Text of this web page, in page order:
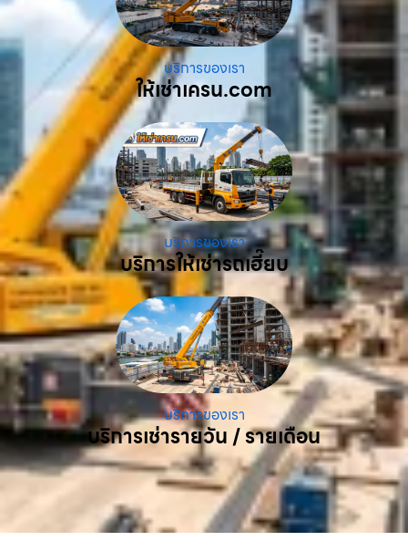
บริการของเรา
ให้เช่าเครน.com
บริการของเรา
บริการให้เช่ารถเฮี๊ยบ
บริการของเรา
บริการเช่ารายวัน / รายเดือน